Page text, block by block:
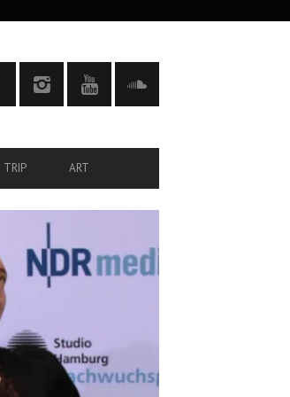
TRIP ART